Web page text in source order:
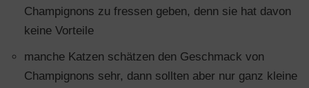
Champignons zu fressen geben, denn sie hat davon
keine Vorteile
manche Katzen schätzen den Geschmack von
Champignons sehr, dann sollten aber nur ganz kleine